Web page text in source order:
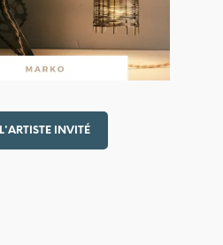
L'ARTISTE INVITÉ